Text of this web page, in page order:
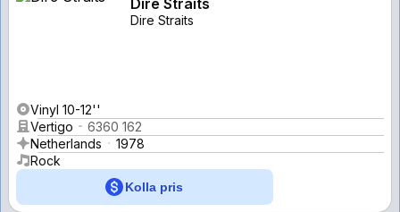
Dire Straits
Vinyl 10-12''
Vertigo
6360 162
Netherlands
1978
Rock
Kolla pris